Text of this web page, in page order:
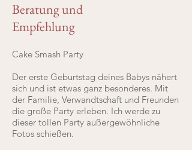
Beratung und
Empfehlung
Cake Smash Party
Der erste Geburtstag deines Babys nähert
sich und ist etwas ganz besonderes. Mit
der Familie, Verwandtschaft und Freunden
die große Party erleben. Ich werde zu
dieser tollen Party außergewöhnliche
Fotos schießen.